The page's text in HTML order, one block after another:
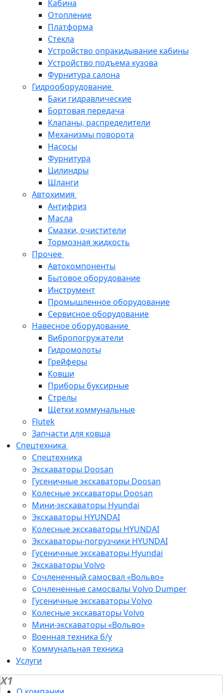
Кабина
Отопление
Платформа
Стекла
Устройство опракидывание кабины
Устройство подъема кузова
Фурнитура салона
Гидрооборудование
Баки гидравлические
Бортовая передача
Клапаны, распределители
Механизмы поворота
Насосы
Фурнитура
Цилиндры
Шланги
Автохимия
Антифриз
Масла
Смазки, очистители
Тормозная жидкость
Прочее
Автокомпоненты
Бытовое оборудование
Инструмент
Промышленное оборудование
Сервисное оборудование
Навесное оборудование
Вибропогружатели
Гидромолоты
Грейферы
Ковши
Приборы буксирные
Стрелы
Щетки коммунальные
Flutek
Запчасти для ковша
Спецтехника
Спецтехника
Экскаваторы Doosan
Гусеничные экскаваторы Doosan
Колесные экскаваторы Doosan
Мини-экскаваторы Hyundai
Экскаваторы HYUNDAI
Колесные экскаваторы HYUNDAI
Экскаваторы-погрузчики HYUNDAI
Гусеничные экскаваторы Hyundai
Экскаваторы Volvo
Сочлененный самосвал «Вольво»
Сочлененные самосвалы Volvo Dumper
Гусеничные экскаваторы Volvo
Колесные экскаваторы Volvo
Мини-экскаваторы «Вольво»
Военная техника б/у
Коммунальная техника
Услуги
X1